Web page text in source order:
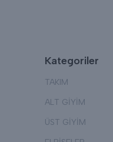
Kategoriler
TAKIM
ALT GİYİM
ÜST GİYİM